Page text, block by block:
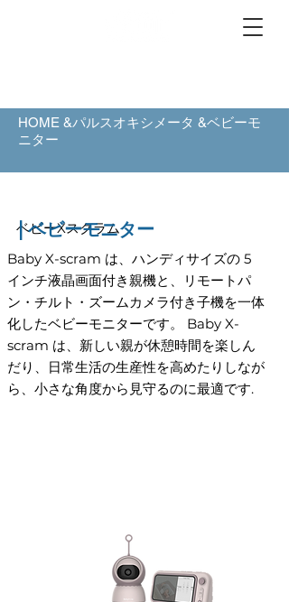
HOME &パルスオキシメータ &ベビーモ
ニター
ベビーXスクラム
Baby X-scram は、ハンディサイズの 5
インチ液晶画面付き親機と、リモートパ
ン・チルト・ズームカメラ付き子機を一体
化したベビーモニターです。 Baby X-
scram は、新しい親が休憩時間を楽しん
だり、日常生活の生産性を高めたりしなが
ら、小さな角度から見守るのに最適です.
|ベビーモニター